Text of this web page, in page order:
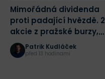
Mimořádná dividenda
proti padající hvězdě. 2
akcie z pražské burzy,
které rozdělily investory
Patrik Kudláček
před 13 hodinami